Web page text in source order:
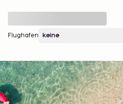
Flughafen